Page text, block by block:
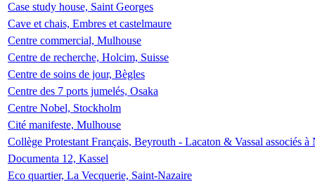
Case study house, Saint Georges
Cave et chais, Embres et castelmaure
Centre commercial, Mulhouse
Centre de recherche, Holcim, Suisse
Centre de soins de jour, Bègles
Centre des 7 ports jumelés, Osaka
Centre Nobel, Stockholm
Cité manifeste, Mulhouse
Collège Protestant Français, Beyrouth - Lacaton & Vassal associés
Documenta 12, Kassel
Eco quartier, La Vecquerie, Saint-Nazaire